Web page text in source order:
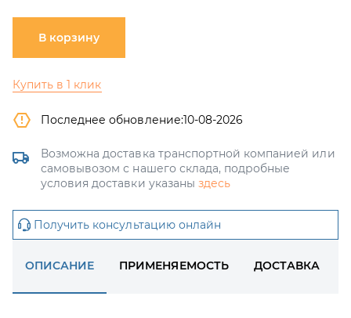
В корзину
Купить в 1 клик
Последнее обновление:10-08-2026
Возможна доставка транспортной компанией или
самовывозом с нашего склада, подробные
условия доставки указаны здесь
Получить консультацию онлайн
ОПИСАНИЕ ПРИМЕНЯЕМОСТЬ ДОСТАВКА